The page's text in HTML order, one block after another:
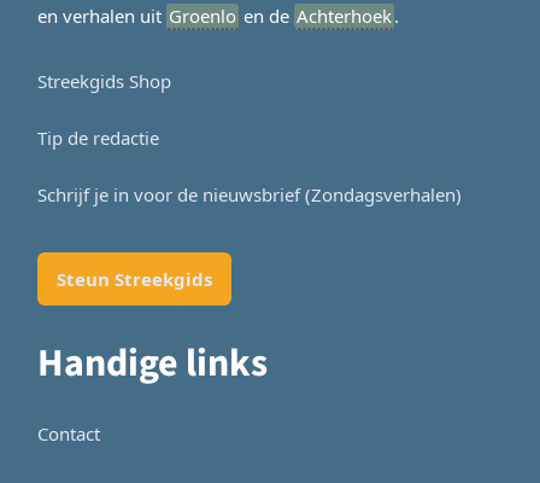
en verhalen uit Groenlo en de Achterhoek.
Streekgids Shop
Tip de redactie
Schrijf je in voor de nieuwsbrief (Zondagsverhalen)
Steun Streekgids
Handige links
Contact